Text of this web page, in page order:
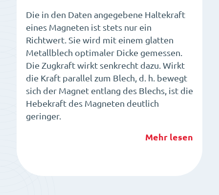
Die in den Daten angegebene Haltekraft
eines Magneten ist stets nur ein
Richtwert. Sie wird mit einem glatten
Metallblech optimaler Dicke gemessen.
Die Zugkraft wirkt senkrecht dazu. Wirkt
die Kraft parallel zum Blech, d. h. bewegt
sich der Magnet entlang des Blechs, ist die
Hebekraft des Magneten deutlich
geringer.
Mehr lesen